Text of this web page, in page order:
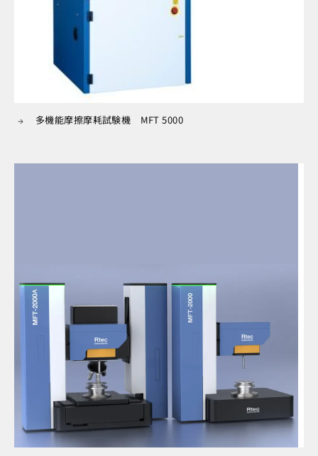
多機能摩擦摩耗試験機 MFT 5000